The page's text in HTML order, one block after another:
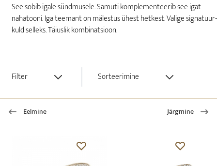
See sobib igale sündmusele. Samuti komplementeerib see igat
nahatooni. Iga teemant on mälestus ühest hetkest. Valige signatuur-
kuld selleks. Täiuslik kombinatsioon.
Filter Sorteerimine
Eelmine Järgmine